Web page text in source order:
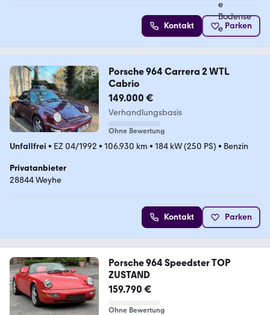
Kontakt Parken
Porsche 964 Carrera 2 WTL
Cabrio
149.000 €
Verhandlungsbasis
Ohne Bewertung
Unfallfrei • EZ 04/1992 • 106.930 km • 184 kW (250 PS) • Benzin
Privatanbieter
28844 Weyhe
Kontakt Parken
Porsche 964 Speedster TOP
ZUSTAND
159.790 €
Ohne Bewertung